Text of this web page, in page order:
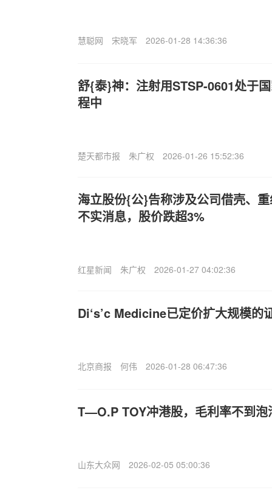
慧聪网 宋晓军 2026-01-28 14:36:36
舒{泰}神：注射用STSP-0601处于
程中
楚天都市报 朱广权 2026-01-26 15:52:36
海立股份{公}告称涉及公司借壳、
不实消息，股价跌超3%
红星新闻 朱广权 2026-01-27 04:02:36
Di‘s’c Medicine已定价扩大规模的
北京商报 何伟 2026-01-28 06:47:36
T—O.P TOY冲港股，毛利率不到泡
山东大众网 2026-02-05 05:00:36